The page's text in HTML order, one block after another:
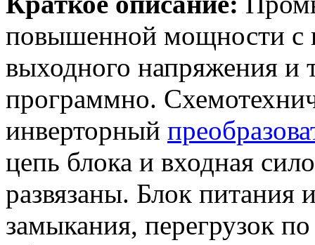
повышенной мощности с
выходного напряжения и
программно.
инверторный
цепь блока и входная
развязаны. Блок питания
замыкания, перегрузок